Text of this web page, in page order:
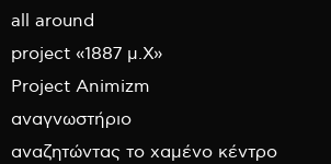
all around
project «1887 μ.Χ»
Project Animizm
αναγνωστήριο
αναζητώντας το χαμένο κέντρο